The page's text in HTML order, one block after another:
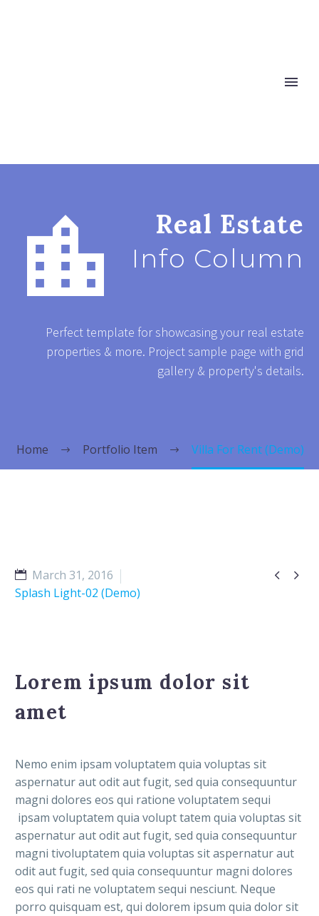

 Real Estate
Info Column
Perfect template for showcasing your real estate
properties & more. Project sample page with grid
gallery & property's details.
Home Portfolio Item Villa For Rent (Demo)
 
March 31, 2016
Splash Light-02 (Demo)
Lorem ipsum dolor sit
amet
Nemo enim ipsam voluptatem quia voluptas sit
aspernatur aut odit aut fugit, sed quia consequuntur
magni dolores eos qui ratione voluptatem sequi
ipsam voluptatem quia volupt tatem quia voluptas sit
aspernatur aut odit aut fugit, sed quia consequuntur
magni tivoluptatem quia voluptas sit aspernatur aut
odit aut fugit, sed quia consequuntur magni dolores
eos qui rati ne voluptatem sequi nesciunt. Neque
porro quisquam est, qui dolorem ipsum quia dolor sit